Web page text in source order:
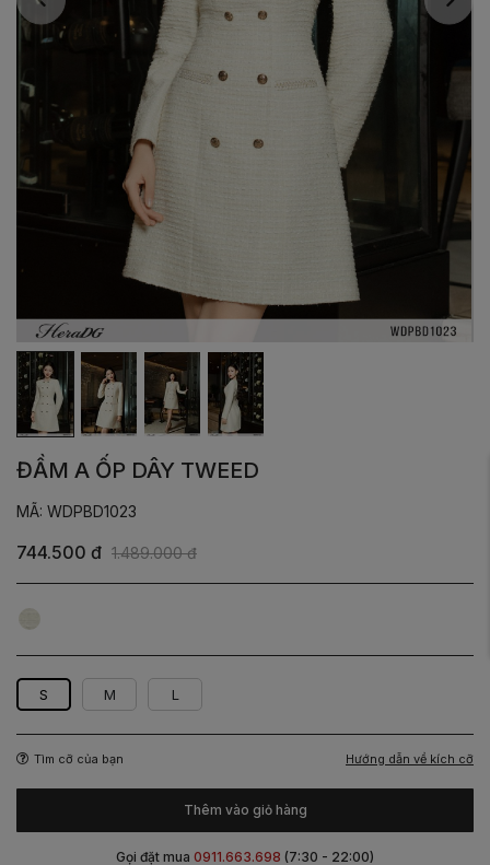
ĐẦM A ỐP DÂY TWEED
MÃ: WDPBD1023
744.500 đ 1.489.000 đ
Trắng
S M L
Tìm cỡ của bạn Hướng dẫn về kích cỡ
Thêm vào giỏ hàng
Gọi đặt mua 0911.663.698 (7:30 - 22:00)